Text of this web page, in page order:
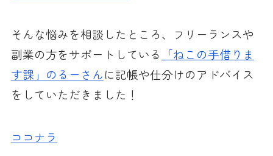
そんな悩みを相談したところ、フリーランスや
副業の方をサポートしている 「ねこの手借りま
す課」のるーさんに記帳や仕分けのアドバイス
をしていただきました！
ココナラ